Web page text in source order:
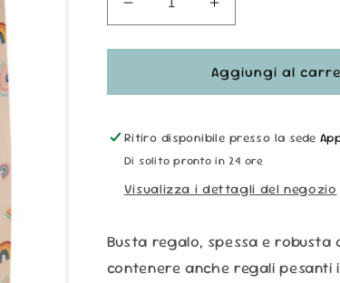
Diminuisci
quantità
per
Regalo
-
L
Aumenta
quantità
per
Busta
Regalo
-
Taglia
L
Aggiungi al
Ritiro disponibile presso la sede
Di solito pronto in 24 ore
Visualizza i dettagli del negozio
Busta regalo, spessa e
contenere anche regali pesanti